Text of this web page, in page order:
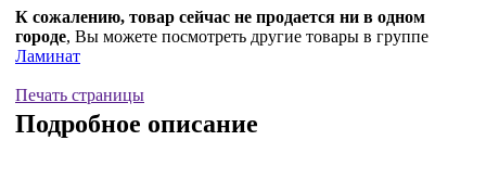
К сожалению, товар сейчас не продается ни в одном
городе, Вы можете посмотреть другие товары в группе
Ламинат
Печать страницы
Подробное описание